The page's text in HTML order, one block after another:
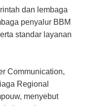
dan lembaga
penyalur BBM
standar layanan
Communication,
Regional
menyebut